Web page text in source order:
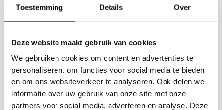
Toestemming Details Over
Deze website maakt gebruik van cookies
We gebruiken cookies om content en advertenties te
personaliseren, om functies voor social media te bieden
en om ons websiteverkeer te analyseren. Ook delen we
informatie over uw gebruik van onze site met onze
partners voor social media, adverteren en analyse. Deze
gaan we voor u kijken. Stuur ons
de plantnaam, hoogte, stamdikte en
vorm. Wilt u weten hoe uw plant of
boom er ongeveer eruit ziet? We
kunnen u een foto sturen.
info@tuinplantenbezorgd.nl